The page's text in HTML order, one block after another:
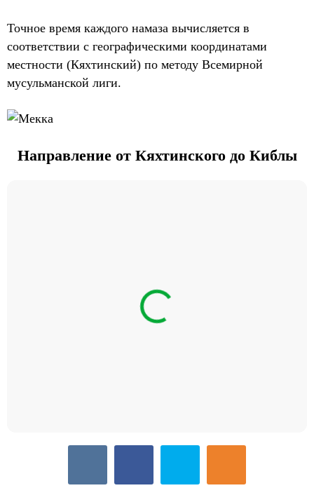
Точное время каждого намаза вычисляется в
соответствии с географическими координатами
местности (Кяхтинский) по методу Всемирной
мусульманской лиги.
Направление от Кяхтинского до Киблы